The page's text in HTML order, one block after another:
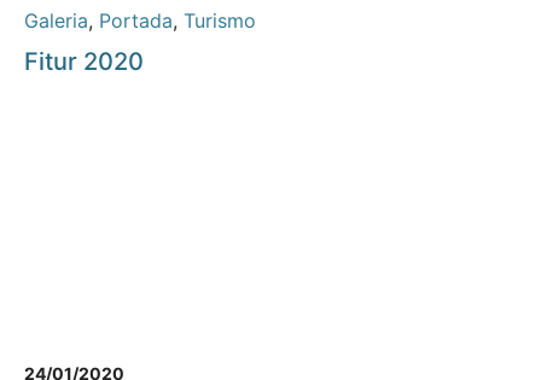
Galeria, Portada, Turismo
Fitur 2020
24/01/2020